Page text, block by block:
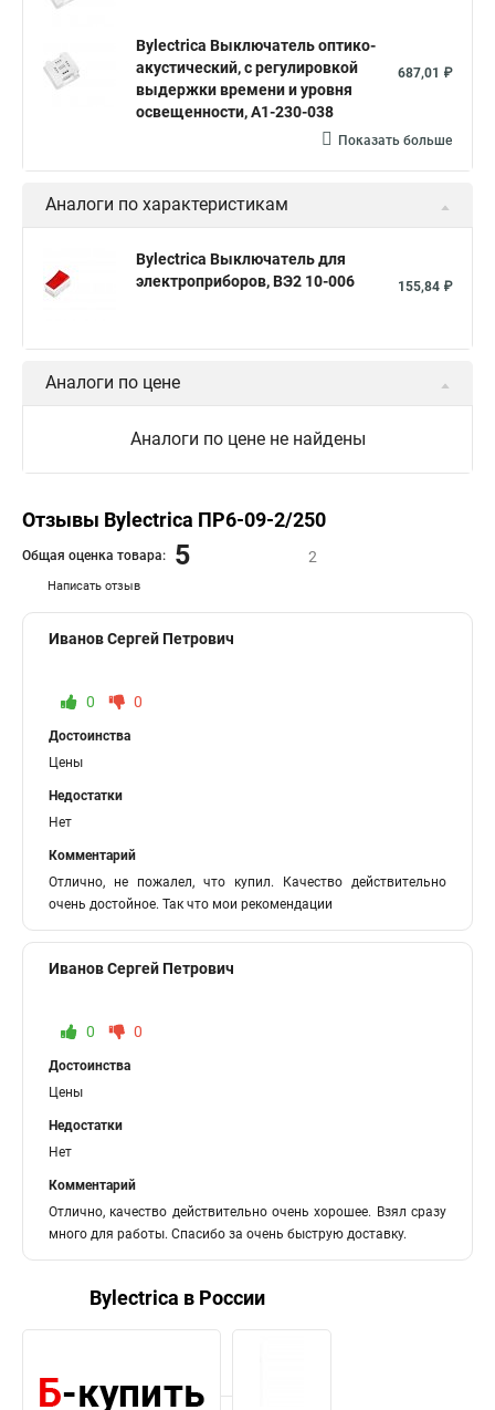
Bylectrica Выключатель оптико-
акустический, с регулировкой
выдержки времени и уровня
освещенности, А1-230-038
687,01 ₽
Показать больше
Аналоги по характеристикам
Bylectrica Выключатель для
электроприборов, ВЭ2 10-006
155,84 ₽
Аналоги по цене
Аналоги по цене не найдены
Отзывы Bylectrica ПР6-09-2/250
Написать отзыв
Общая оценка товара: 5 2
Иванов Сергей Петрович
0 0
Достоинства
Цены
Недостатки
Нет
Комментарий
Отлично, не пожалел, что купил. Качество действительно
очень достойное. Так что мои рекомендации
Иванов Сергей Петрович
0 0
Достоинства
Цены
Недостатки
Нет
Комментарий
Отлично, качество действительно очень хорошее. Взял сразу
много для работы. Спасибо за очень быструю доставку.
Bylectrica в России